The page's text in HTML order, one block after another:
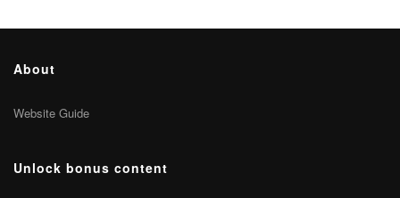
About
Website Guide
Unlock bonus content